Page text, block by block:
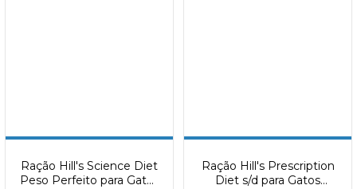
Ração Hill's Science Diet
Peso Perfeito para Gatos
Ração Hill's Prescription
Diet s/d para Gatos